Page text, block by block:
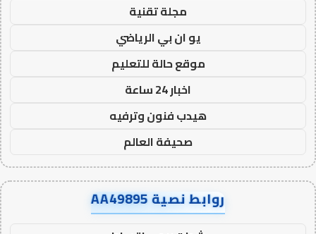
مجلة تقنية
يو ان بي الرياضي
موقع حالة للتعليم
اخبار 24 ساعة
هيدب فنون وترفيه
صحيفة العالم
روابط نصية AA49895